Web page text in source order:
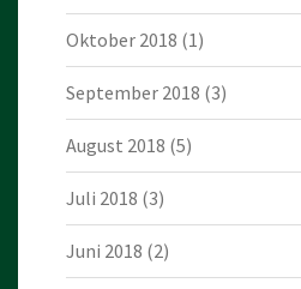
Oktober 2018 (1)
September 2018 (3)
August 2018 (5)
Juli 2018 (3)
Juni 2018 (2)